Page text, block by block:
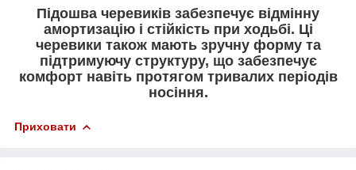
Підошва черевиків забезпечує відмінну
амортизацію і стійкість при ходьбі. Ці
черевики також мають зручну форму та
підтримуючу структуру, що забезпечує
комфорт навіть протягом тривалих періодів
носіння.
Приховати